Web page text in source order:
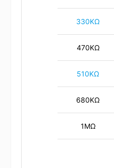
330KΩ
470KΩ
510KΩ
680KΩ
1MΩ